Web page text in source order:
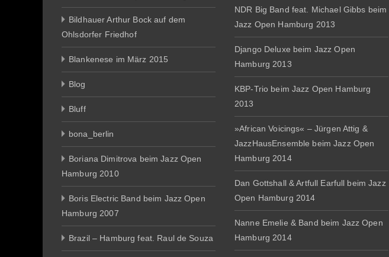
Bildhauer Arthur Bock auf dem
Ohlsdorfer Friedhof
Blankenese im März 2015
Blog
Bluff
bona_berlin
Boriana Dimitrova beim Jazz Open
Hamburg 2010
Boris Electric Band beim Jazz Open
Hamburg 2007
Brazil – Hamburg feat. Raul de Souza
NDR Big Band feat. Michael Gibbs beim
Jazz Open Hamburg 2013
Django Deluxe beim Jazz Open
Hamburg 2013
KBP-Trio beim Jazz Open Hamburg
2013
»African Voicings« – Jürgen Attig &
JazzHausEnsemble beim Jazz Open
Hamburg 2014
Dan Gottshall & Artfull Earfull beim Jazz
Open Hamburg 2014
Nanne Emelie & Band beim Jazz Open
Hamburg 2014